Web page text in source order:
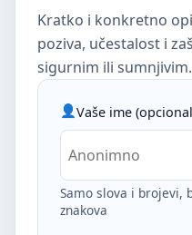
Kratko i konkretno
poziva, učestalost i
sigurnim ili sumnjivim.
Vaše ime
Samo slova i brojevi,
znakova